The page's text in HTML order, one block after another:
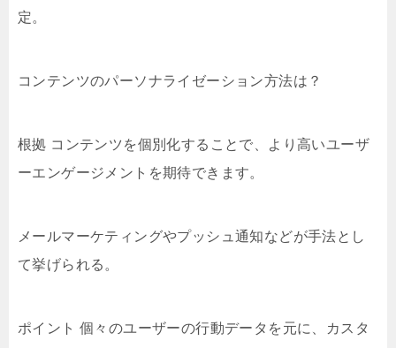
定。
コンテンツのパーソナライゼーション方法は？
根拠 コンテンツを個別化することで、より高いユーザ
ーエンゲージメントを期待できます。
メールマーケティングやプッシュ通知などが手法とし
て挙げられる。
ポイント 個々のユーザーの行動データを元に、カスタ